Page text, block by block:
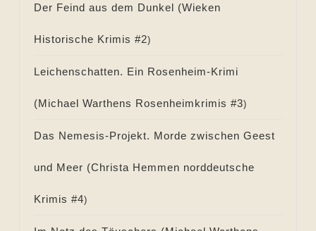
Der Feind aus dem Dunkel (Wieken
Historische Krimis #2)
Leichenschatten. Ein Rosenheim-Krimi
(Michael Warthens Rosenheimkrimis #3)
Das Nemesis-Projekt. Morde zwischen Geest
und Meer (Christa Hemmen norddeutsche
Krimis #4)